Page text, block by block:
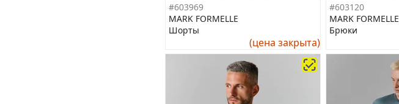
#603969
MARK FORMELLE
Шорты
(цена закрыта)
#603120
MARK FORMELLE
Брюки